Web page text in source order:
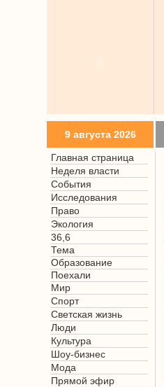
9 августа 2026
Главная страница
Неделя власти
События
Исследования
Право
Экология
36,6
Тема
Образование
Поехали
Мир
Спорт
Светская жизнь
Люди
Культура
Шоу-бизнес
Мода
Прямой эфир